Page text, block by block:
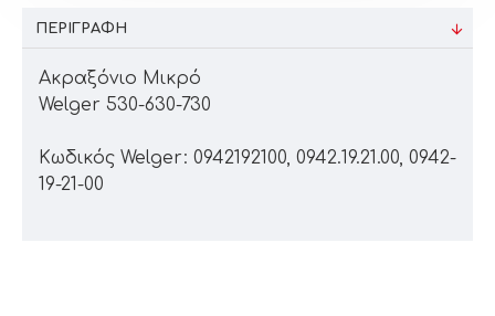
ΠΕΡΙΓΡΑΦΉ
Ακραξόνιο Μικρό
Welger 530-630-730
Κωδικός Welger: 0942192100, 0942.19.21.00, 0942-
19-21-00